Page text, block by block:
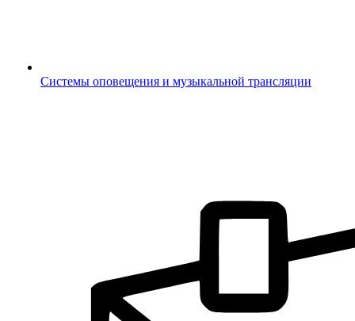
Системы оповещения и музыкальной трансляции